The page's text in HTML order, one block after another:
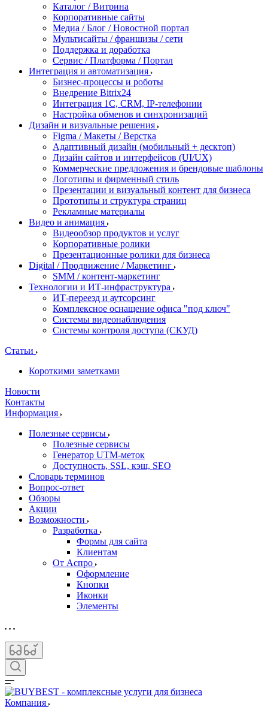
Каталог / Витрина
Корпоративные сайты
Медиа / Блог / Новостной портал
Мультисайты / франшизы / сети
Поддержка и доработка
Сервис / Платформа / Портал
Интеграция и автоматизация
Бизнес-процессы и роботы
Внедрение Bitrix24
Интеграция 1С, CRM, IP-телефонии
Настройка обменов и синхронизаций
Дизайн и визуальные решения
Figma / Макеты / Верстка
Адаптивный дизайн (мобильный + десктоп)
Дизайн сайтов и интерфейсов (UI/UX)
Коммерческие предложения и брендовые шаблоны
Логотипы и фирменный стиль
Презентации и визуальный контент для бизнеса
Прототипы и структура страниц
Рекламные материалы
Видео и анимация
Видеообзор продуктов и услуг
Корпоративные ролики
Презентационные ролики для бизнеса
Digital / Продвижение / Маркетинг
SMM / контент-маркетинг
Технологии и ИТ-инфраструктура
ИТ-переезд и аутсорсинг
Комплексное оснащение офиса "под ключ"
Системы видеонаблюдения
Системы контроля доступа (СКУД)
Статьи
Короткими заметками
Новости
Контакты
Информация
Полезные сервисы
Полезные сервисы
Генератор UTM‑меток
Доступность, SSL, кэш, SEO
Словарь терминов
Вопрос-ответ
Обзоры
Акции
Возможности
Разработка
Формы для сайта
Клиентам
От Аспро
Оформление
Кнопки
Иконки
Элементы
Компания